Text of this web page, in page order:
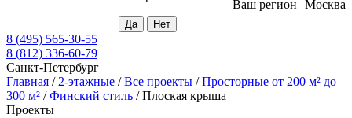
Москва
Ваш регион
8 (495) 565-30-55
8 (812) 336-60-79
Санкт-Петербург
Главная / 2-этажные /Все проекты /Просторные от 200 м² до
300 м² /Финский стиль /Плоская крыша
Проекты